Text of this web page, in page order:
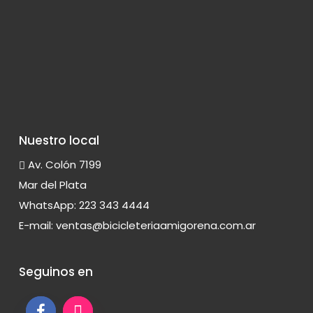
Nuestro local
Av. Colón 7199
Mar del Plata
WhatsApp: 223 343 4444
E-mail:ventas@bicicleteriaamigorena.com.ar
Seguinos en